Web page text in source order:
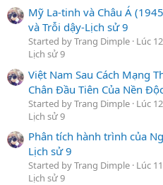
Mỹ La-tinh và Châu Á
và Trỗi dậy-Lịch sử 9
Started by Trang Dimple Lúc
Lịch sử 9
Việt Nam Sau Cách Mạng
Chân Đầu Tiên Của Nền
Started by Trang Dimple Lúc
Lịch sử 9
Phân tích hành trình của
Lịch sử 9
Started by Trang Dimple Lúc
Lịch sử 9